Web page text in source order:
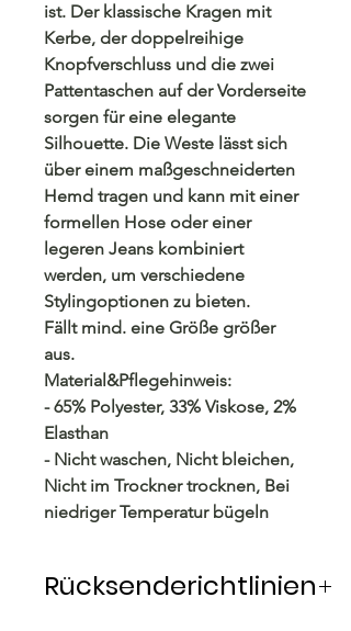
ist. Der klassische Kragen mit
Kerbe, der doppelreihige
Knopfverschluss und die zwei
Pattentaschen auf der Vorderseite
sorgen für eine elegante
Silhouette. Die Weste lässt sich
über einem maßgeschneiderten
Hemd tragen und kann mit einer
formellen Hose oder einer
legeren Jeans kombiniert
werden, um verschiedene
Stylingoptionen zu bieten.
Fällt mind. eine Größe größer
aus.
Material&Pflegehinweis:
- 65% Polyester, 33% Viskose, 2%
Elasthan
- Nicht waschen, Nicht bleichen,
Nicht im Trockner trocknen, Bei
niedriger Temperatur bügeln
Rücksenderichtlinien